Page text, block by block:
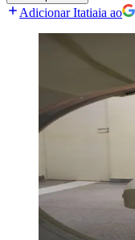
Adicionar Itatiaia ao